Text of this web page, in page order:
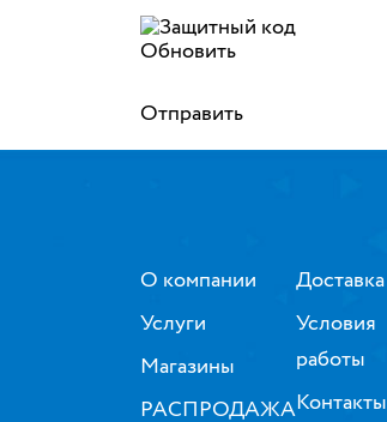
Обновить
Отправить
О компании
Услуги
Магазины
РАСПРОДАЖА
Доставка
Условия
работы
Контакты